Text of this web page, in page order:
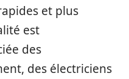
et plus
est
des
des électriciens